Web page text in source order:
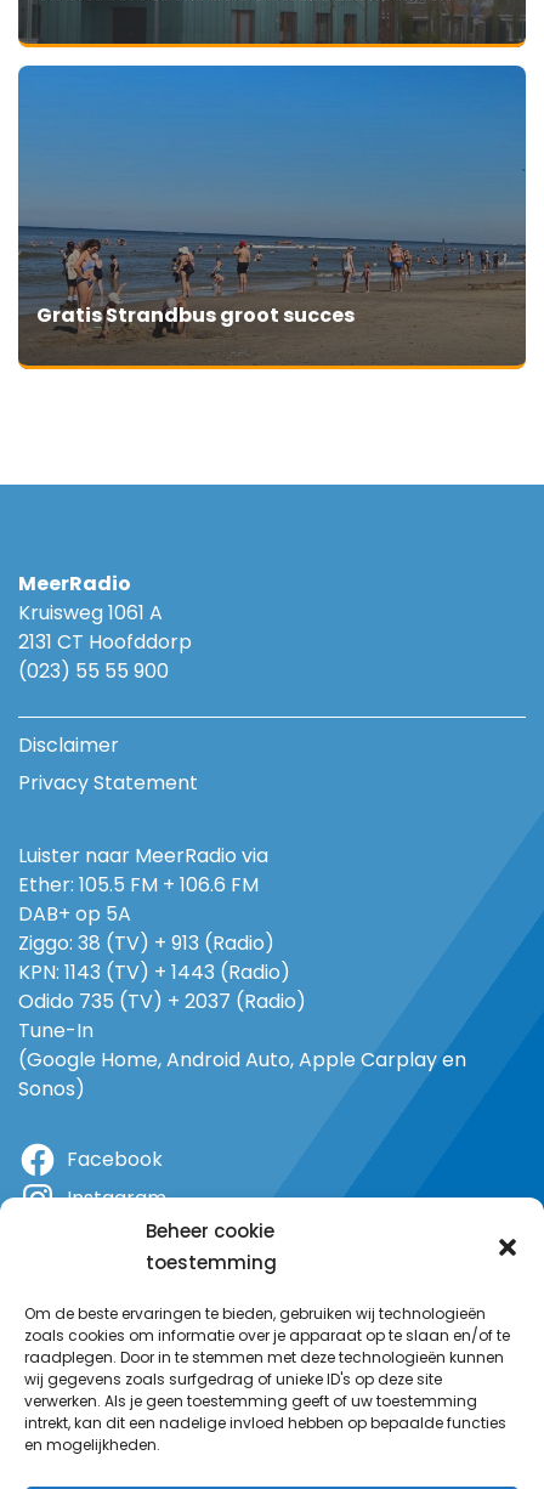
Beheer cookie
toestemming
Om de beste ervaringen te bieden, gebruiken wij technologieën
zoals cookies om informatie over je apparaat op te slaan en/of te
raadplegen. Door in te stemmen met deze technologieën kunnen
wij gegevens zoals surfgedrag of unieke ID's op deze site
verwerken. Als je geen toestemming geeft of uw toestemming
intrekt, kan dit een nadelige invloed hebben op bepaalde functies
en mogelijkheden.
Gratis Strandbus groot succes
MeerRadio
Kruisweg 1061 A
2131 CT Hoofddorp
(023) 55 55 900
Disclaimer
Privacy Statement
Luister naar MeerRadio via
Ether: 105.5 FM + 106.6 FM
DAB+ op 5A
Ziggo: 38 (TV) + 913 (Radio)
KPN: 1143 (TV) + 1443 (Radio)
Odido 735 (TV) + 2037 (Radio)
Tune-In
(Google Home, Android Auto, Apple Carplay en
Sonos)
Facebook
Instagram
YouTube